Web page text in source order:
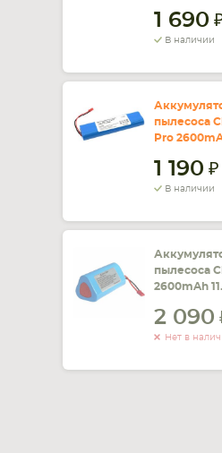
1 690
В наличии
пылесоса
Pro
1 190
В наличии
пылесоса
2600mAh
2 090
Нет в